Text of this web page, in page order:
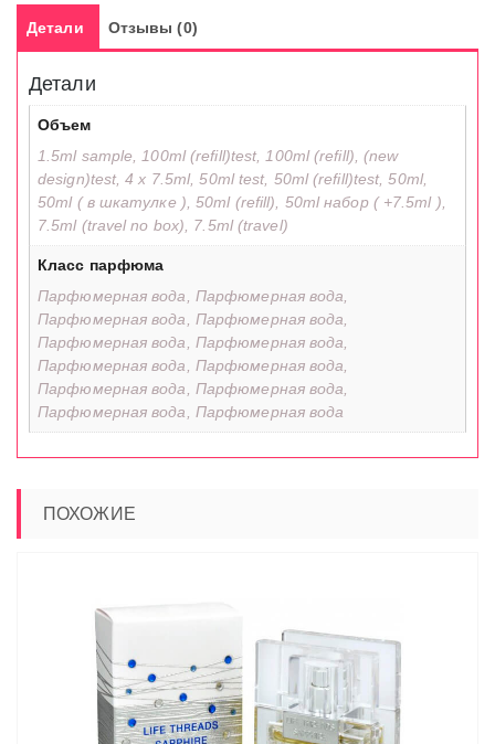
Детали Отзывы (0)
Детали
Объем
1.5ml sample, 100ml (refill)test, 100ml (refill), (new
design)test, 4 x 7.5ml, 50ml test, 50ml (refill)test, 50ml,
50ml ( в шкатулке ), 50ml (refill), 50ml набор ( +7.5ml ),
7.5ml (travel no box), 7.5ml (travel)
Класс парфюма
Парфюмерная вода, Парфюмерная вода,
Парфюмерная вода, Парфюмерная вода,
Парфюмерная вода, Парфюмерная вода,
Парфюмерная вода, Парфюмерная вода,
Парфюмерная вода, Парфюмерная вода,
Парфюмерная вода, Парфюмерная вода
ПОХОЖИЕ